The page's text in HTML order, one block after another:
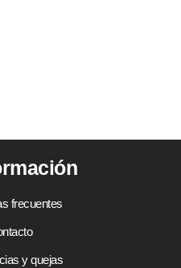
frecuentes
y quejas